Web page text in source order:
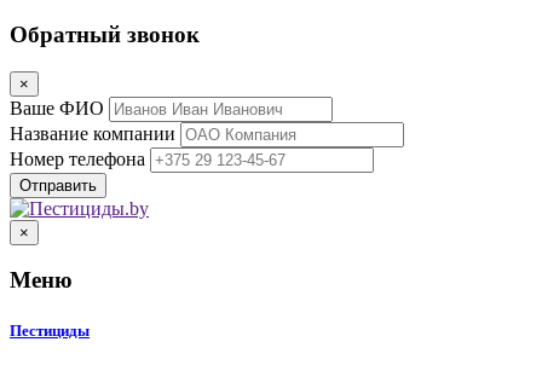
Обратный звонок
×
Ваше ФИО
Название компании
Номер телефона
×
Меню
Пестициды